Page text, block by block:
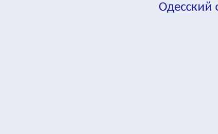
Одесский